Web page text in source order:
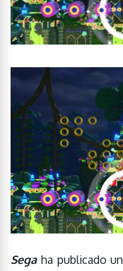
Segaha publicado